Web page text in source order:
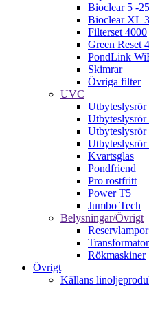
Bioclear 5 -
Bioclear XL
Filterset 4000
Green Reset
PondLink
Skimrar
Övriga filter
UVC
Utbyteslysrör
Utbyteslysrör
Kvartsglas
Pondfriend
Pro rostfritt
Power T5
Jumbo Tech
Belysningar/Övrigt
Reservlampor
Rökmaskiner
Övrigt
Källans